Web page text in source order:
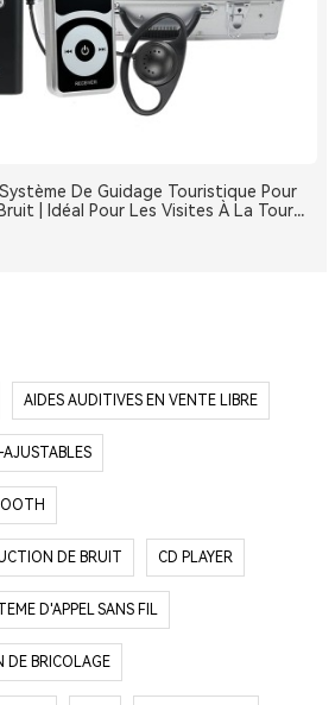
De Guidage Touristique Pour
| Idéal Pour Les Visites À La Tour
Et Les Monuments De France
AIDES AUDITIVES EN VENTE LIBRE
DE BRUIT CD PLAYER
D'APPEL SANS FIL
DE BRICOLAGE